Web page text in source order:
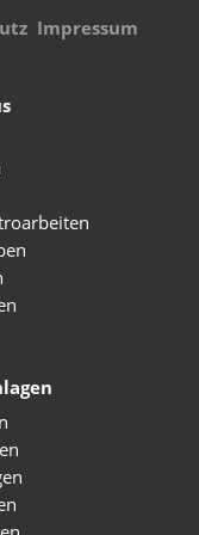
Impressum